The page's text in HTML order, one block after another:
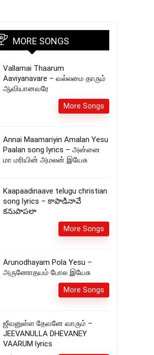
MORE SONGS
Vallamai Thaarum
Aaviyanavare – வல்லமை தாரும்
ஆவியானவரே
More Songs
Annai Maamariyin Amalan Yesu
Paalan song lyrics – அன்னை
மா மரியின் அமலன் இயேசு
Kaapaadinaave telugu christian
song lyrics – కాపాడినావే
కనుపాపలా
More Songs
Arunodhayam Pola Yesu –
அருணோதயம் போல இயேசு
More Songs
ஜீவனுள்ள தேவனே வாரும் –
JEEVANULLA DHEVANEY
VAARUM lyrics